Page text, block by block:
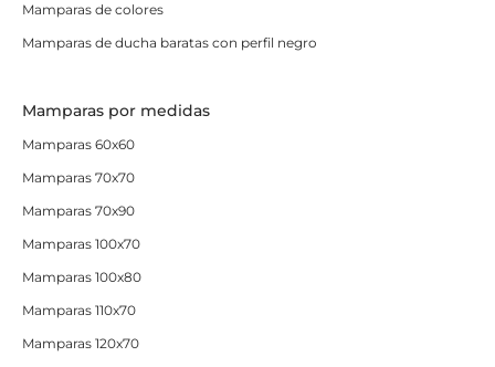
Mamparas de colores
Mamparas de ducha baratas con perfil negro
Mamparas por medidas
Mamparas 60x60
Mamparas 70x70
Mamparas 70x90
Mamparas 100x70
Mamparas 100x80
Mamparas 110x70
Mamparas 120x70